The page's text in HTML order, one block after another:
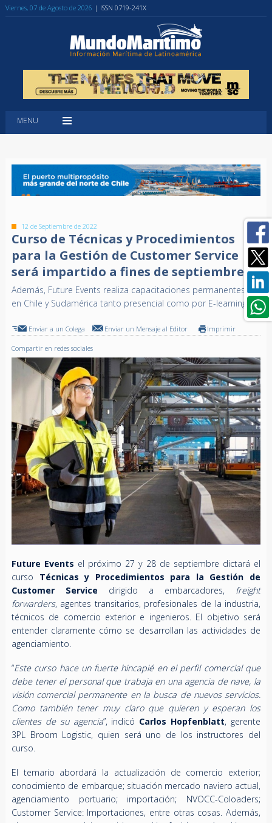
Viernes, 07 de Agosto de 2026 | ISSN 0719-241X
MENU
12 de Septiembre de 2022
Curso de Técnicas y Procedimientos
para la Gestión de Customer Service
será impartido a fines de septiembre
Además, Future Events realiza capacitaciones permanentes
en Chile y Sudamérica tanto presencial como por E-learning
Enviar a un Colega Enviar un Mensaje al Editor Imprimir
Compartir en redes sociales
Future Events el próximo 27 y 28 de septiembre dictará el
curso Técnicas y Procedimientos para la Gestión de
Customer Service dirigido a embarcadores, freight
forwarders, agentes transitarios, profesionales de la industria,
técnicos de comercio exterior e ingenieros. El objetivo será
entender claramente cómo se desarrollan las actividades de
agenciamiento.
“Este curso hace un fuerte hincapié en el perfil comercial que
debe tener el personal que trabaja en una agencia de nave, la
visión comercial permanente en la busca de nuevos servicios.
Como también tener muy claro que quieren y esperan los
clientes de su agencia”, indicó Carlos Hopfenblatt, gerente
3PL Broom Logistic, quien será uno de los instructores del
curso.
El temario abordará la actualización de comercio exterior;
conocimiento de embarque; situación mercado naviero actual,
agenciamiento portuario; importación; NVOCC-Coloaders;
Customer Service: Importaciones, entre otras cosas. Además,